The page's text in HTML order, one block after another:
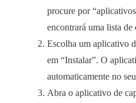
procure por
encontrará uma lista
Escolha um aplicativo
em “Instalar”. O
automaticamente no
Abra o aplicativo de